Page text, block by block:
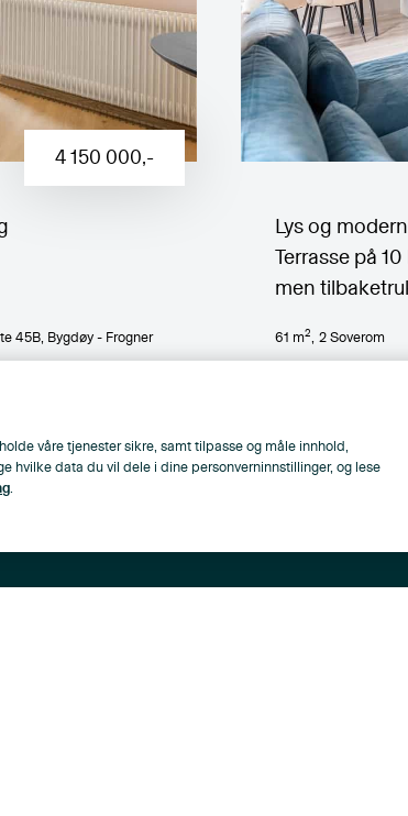
4 150 000,-
45B, Bygdøy - Frogner
Lys og
Terrasse på
men
61 m2, 2Soverom
våre tjenester sikre, samt tilpasse og måle innhold,
hvilke data du vil dele i dine personverninnstillinger, og lese
.